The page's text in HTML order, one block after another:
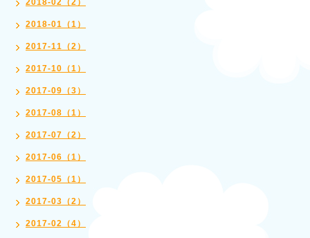
2018-02（2）
2018-01（1）
2017-11（2）
2017-10（1）
2017-09（3）
2017-08（1）
2017-07（2）
2017-06（1）
2017-05（1）
2017-03（2）
2017-02（4）